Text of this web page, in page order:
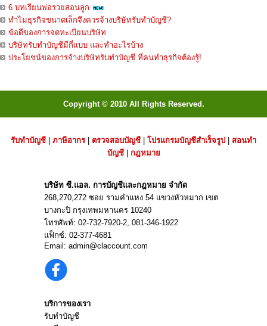
6 บทเรียนพ่อรวยสอนลูก
ทำไมธุรกิจขนาดเล็กจึงควรจ้างบริษัทรับทำบัญชี?
ข้อดีของการจดทะเบียนบริษัท
บริษัทรับทำบัญชีมีกี่แบบ และทำอะไรบ้าง
ประโยชน์ของการจ้างบริษัทรับทำบัญชี ที่คนทำธุรกิจต้องรู้!
Copyright © 2010 All Rights Reserved.
รับทำบัญชี ภาษีอากร ตรวจสอบบัญชี โปรแกรมบัญชีสำเร็จรูป
สอนทำ
บัญชี| กฎหมาย
บริษัท ซี.แอล. การบัญชีและกฎหมาย จำกัด
268,270,272 ซอย รามคำแหง 54 แขวงหัวหมาก เขต
บางกะปิ กรุงเทพมหานคร 10240
โทรศัพท์: 02-732-7920-2, 081-346-1922
แฟ็กซ์: 02-377-4681
Email: admin@claccount.com
บริการของเรา
รับทำบัญชี